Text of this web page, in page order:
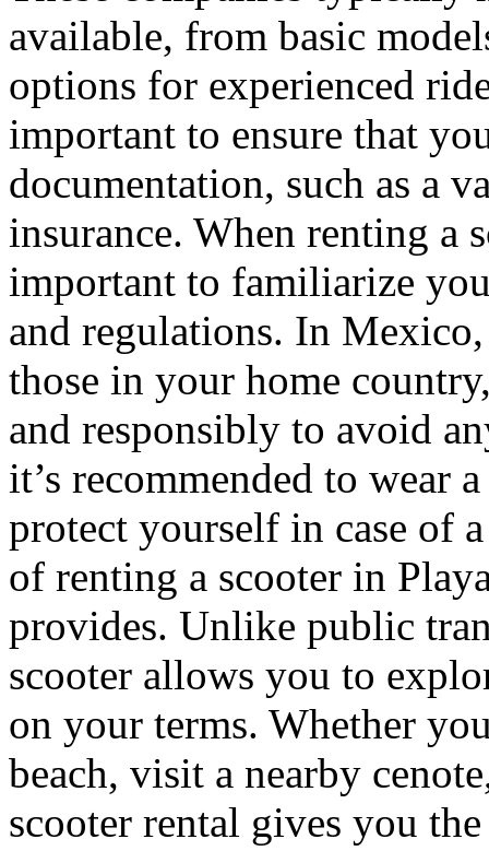
available, from basic
options for experienced
important to ensure that
documentation, such as a
insurance. When renting a
important to familiarize
and regulations. In
those in your home
and responsibly to avoid
it’s recommended to wear
protect yourself in case of
of renting a scooter in
provides. Unlike public
scooter allows you to
on your terms. Whether
beach, visit a nearby
scooter rental gives you